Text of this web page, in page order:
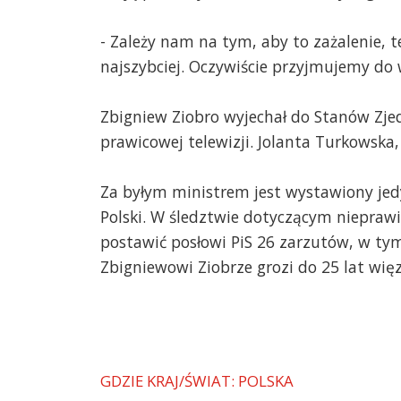
- Zależy nam na tym, aby to zażalenie,
najszybciej. Oczywiście przyjmujemy
Zbigniew Ziobro wyjechał do Stanów
prawicowej telewizji. Jolanta Turkowska,
Za byłym ministrem jest wystawiony
Polski. W śledztwie dotyczącym
postawić posłowi PiS 26 zarzutów, w
Zbigniewowi Ziobrze grozi do 25 lat
GDZIE KRAJ/ŚWIAT: POLSKA
Szef wszystkich szefów zrugał
ten został doprowadzony w
zwrot nadpłaconych alimentów.
Jan Nowak 2026-05-14, godz. 10:51
moralne zero.
W tym jest też pewnie i nuta
teraz może sobie podróżować po
skorumpowanych władz łasych
USA ponoć deportują
kieszeni, tych jest w twojej